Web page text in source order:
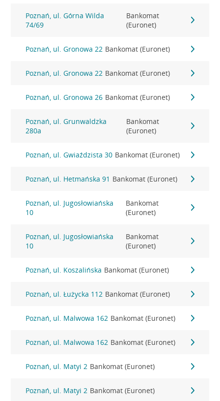
Poznań, ul. Górna Wilda
74/69
Bankomat
(Euronet)
Poznań, ul. Gronowa 22 Bankomat (Euronet)
Poznań, ul. Gronowa 22 Bankomat (Euronet)
Poznań, ul. Gronowa 26 Bankomat (Euronet)
Poznań, ul. Grunwaldzka
280a
Bankomat
(Euronet)
Poznań, ul. Gwiaździsta 30 Bankomat (Euronet)
Poznań, ul. Hetmańska 91 Bankomat (Euronet)
Poznań, ul. Jugosłowiańska
10
Bankomat
(Euronet)
Poznań, ul. Jugosłowiańska
10
Bankomat
(Euronet)
Poznań, ul. Koszalińska Bankomat (Euronet)
Poznań, ul. Łużycka 112 Bankomat (Euronet)
Poznań, ul. Malwowa 162 Bankomat (Euronet)
Poznań, ul. Malwowa 162 Bankomat (Euronet)
Poznań, ul. Matyi 2 Bankomat (Euronet)
Poznań, ul. Matyi 2 Bankomat (Euronet)